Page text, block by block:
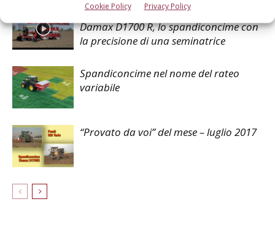
Cookie Policy Privacy Policycontenuto sponsorizzato
Damax D1700 R, lo spandiconcime con
la precisione di una seminatrice
Spandiconcime nel nome del rateo
variabile
“Provato da voi” del mese – luglio 2017